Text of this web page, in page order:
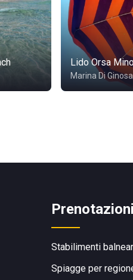
Lido Orsa
Marina Di Ginosa
Prenotazioni
Stabilimenti
Spiagge per